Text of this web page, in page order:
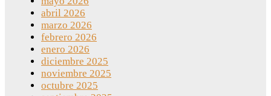
abril 2026
marzo 2026
febrero 2026
enero 2026
diciembre 2025
noviembre 2025
octubre 2025